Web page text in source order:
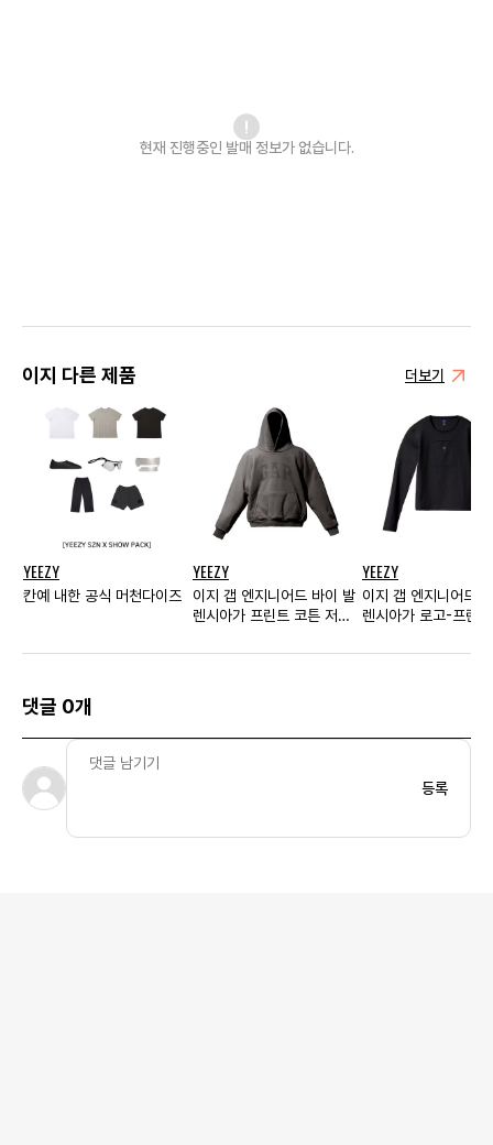
현재 진행중인 발매 정보가 없습니다.
이지 다른 제품 더보기
YEEZY
칸예 내한 공식 머천다이즈
YEEZY
이지 갭 엔지니어드 바이 발
렌시아가 프린트 코튼 저지
YEEZY
이지 갭 엔지니어드
렌시아가 로고-프린
댓글 0개
등록